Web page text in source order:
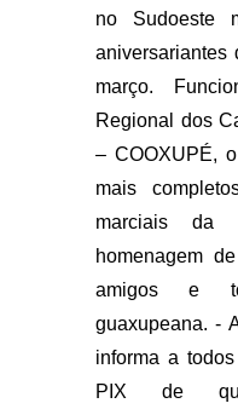
no Sudoeste
aniversariantes
março.
Regional dos
– COOXUPÉ,
mais
marciais da
homenagem
amigos e
guaxupeana. -
informa a
PIX de